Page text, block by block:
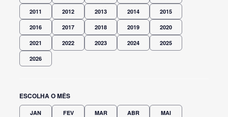
2011 2012 2013 2014 2015
2016 2017 2018 2019 2020
2021 2022 2023 2024 2025
2026
ESCOLHA O MÊS
JAN FEV MAR ABR MAI